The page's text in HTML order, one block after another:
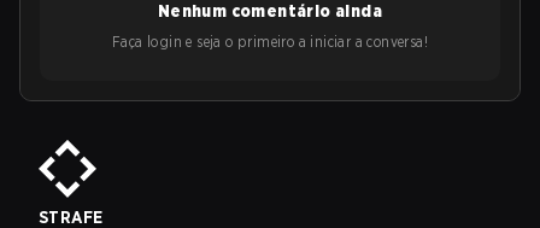
Nenhum comentário ainda
Faça login e seja o primeiro a iniciar a conversa!
STRAFE